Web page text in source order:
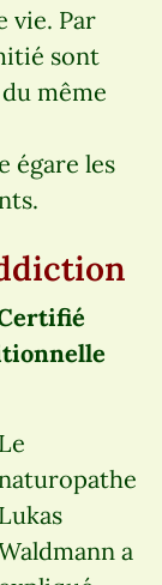
vie. Par
sont
même
égare les
Le
Lukas
a